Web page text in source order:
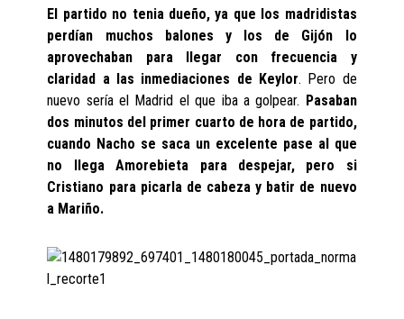
El partido no tenia dueño, ya que los madridistas
perdían muchos balones y los de Gijón lo
aprovechaban para llegar con frecuencia y
claridad a las inmediaciones de Keylor. Pero de
nuevo sería el Madrid el que iba a golpear. Pasaban
dos minutos del primer cuarto de hora de partido,
cuando Nacho se saca un excelente pase al que
no llega Amorebieta para despejar, pero si
Cristiano para picarla de cabeza y batir de nuevo
a Mariño.